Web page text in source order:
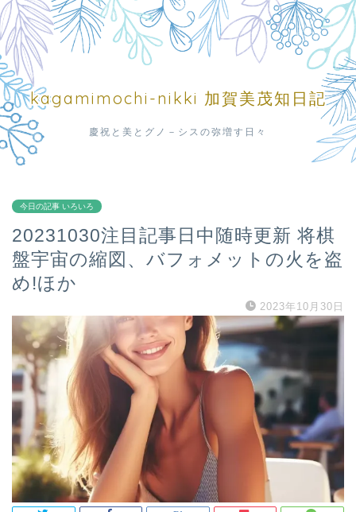
kagamimochi-nikki 加賀美茂知日記
慶祝と美とグノ－シスの弥増す日々
今日の記事 いろいろ
20231030注目記事日中随時更新 将棋
盤宇宙の縮図、バフォメットの火を盗
め!ほか
2023年10月30日